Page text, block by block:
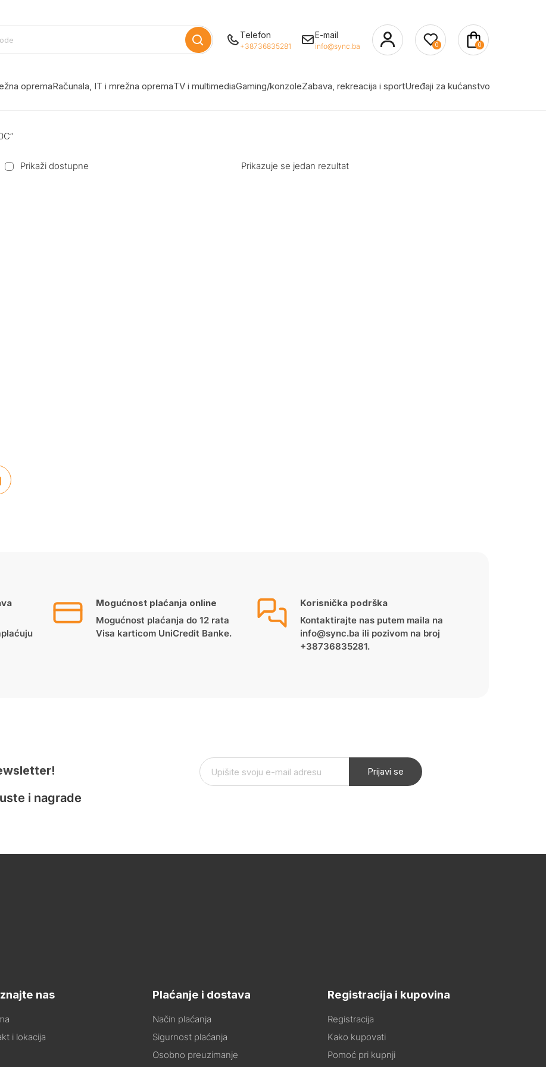
Telefon
+38736835281
E-mail
info@sync.ba 0 0
opremaRačunala, IT i mrežna opremaTV i multimediaGaming/konzoleZabava, rekreacija i sportUređaji za kućanstvo
Prikaži dostupne Prikazuje se jedan rezultat
Mogućnost plaćanja online
Mogućnost plaćanja do 12 rata
Visa karticom UniCredit Banke.
Korisnička podrška
Kontaktirajte nas putem maila na
info@sync.ba ili pozivom na broj
+38736835281.
i nagrade
Prijavi se
nas
i lokacija
Plaćanje i dostava
Način plaćanja
Sigurnost plaćanja
Osobno preuzimanje
Registracija i kupovina
Registracija
Kako kupovati
Pomoć pri kupnji